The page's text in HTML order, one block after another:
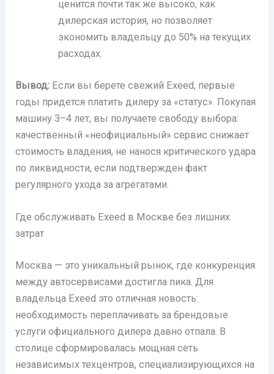
ценится почти так же высоко, как
дилерская история, но позволяет
экономить владельцу до 50% на текущих
расходах.
Вывод: Если вы берете свежий Exeed, первые
годы придется платить дилеру за «статус». Покупая
машину 3–4 лет, вы получаете свободу выбора:
качественный «неофициальный» сервис снижает
стоимость владения, не нанося критического удара
по ликвидности, если подтвержден факт
регулярного ухода за агрегатами.
Где обслуживать Exeed в Москве без лишних
затрат
Москва — это уникальный рынок, где конкуренция
между автосервисами достигла пика. Для
владельца Exeed это отличная новость:
необходимость переплачивать за брендовые
услуги официального дилера давно отпала. В
столице сформировалась мощная сеть
независимых техцентров, специализирующихся на